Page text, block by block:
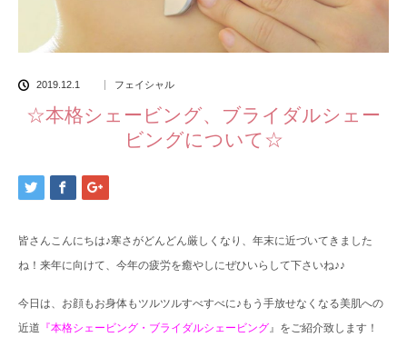
2019.12.1 フェイシャル
☆本格シェービング、ブライダルシェー
ビングについて☆
皆さんこんにちは♪寒さがどんどん厳しくなり、年末に近づいてきました
ね！来年に向けて、今年の疲労を癒やしにぜひいらして下さいね♪♪
今日は、お顔もお身体もツルツルすべすべに♪もう手放せなくなる美肌への
近道 『本格シェービング・ブライダルシェービング 』をご紹介致します！